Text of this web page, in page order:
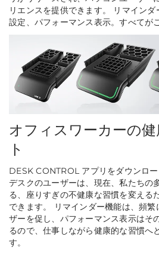
リエンスを提供できます。 リマイン
設定、パフォーマンス表示。すべてが
オフィスワーカーの
ト
DESK CONTROL アプリをダウンロ
デスクのユーザーは、現在、私たちの
る、座りすぎの不健康な習慣を変える
できます。 リマインダー機能は、頻
ザーを促し、パフォーマンス表示はそ
るので、仕事しながら健康的な習慣へ
す。